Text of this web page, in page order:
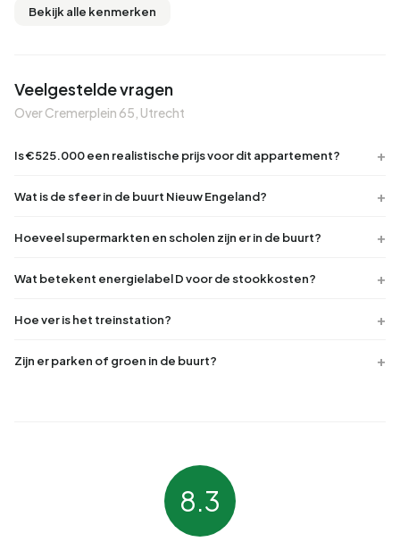
Bekijk alle kenmerken
Veelgestelde vragen
Over Cremerplein 65, Utrecht
Is €525.000 een realistische prijs voor dit appartement?
Wat is de sfeer in de buurt Nieuw Engeland?
Hoeveel supermarkten en scholen zijn er in de buurt?
Wat betekent energielabel D voor de stookkosten?
Hoe ver is het treinstation?
Zijn er parken of groen in de buurt?
8.3